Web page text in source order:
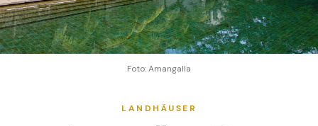
Foto: Amangalla
LANDHÄUSER